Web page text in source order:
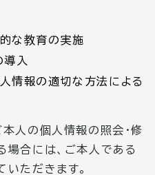
な教育の実施
導入
情報の適切な方法による
本人の個人情報の照会・修
場合には、ご本人である
いただきます。